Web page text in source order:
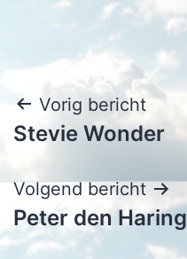
Bericht
navigatie
Vorig bericht
Stevie Wonder
Volgend bericht
Peter den Haring